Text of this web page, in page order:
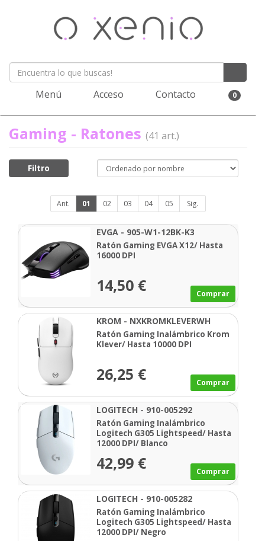
Menú Acceso Contacto 0
Gaming - Ratones (41 art.)
Filtro
Ant. 01 02 03 04 05 Sig.
EVGA - 905-W1-12BK-K3
Ratón Gaming EVGA X12/ Hasta
16000 DPI
14,50 € Comprar
KROM - NXKROMKLEVERWH
Ratón Gaming Inalámbrico Krom
Klever/ Hasta 10000 DPI
26,25 € Comprar
LOGITECH - 910-005292
Ratón Gaming Inalámbrico
Logitech G305 Lightspeed/ Hasta
12000 DPI/ Blanco
42,99 € Comprar
LOGITECH - 910-005282
Ratón Gaming Inalámbrico
Logitech G305 Lightspeed/ Hasta
12000 DPI/ Negro